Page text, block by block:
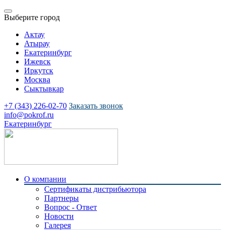
Выберите город
Актау
Атырау
Екатеринбург
Ижевск
Иркутск
Москва
Сыктывкар
+7 (343) 226-02-70 Заказать звонок
info@pokrof.ru
Екатеринбург
О компании
Сертификаты дистрибьютора
Партнеры
Вопрос - Ответ
Новости
Галерея